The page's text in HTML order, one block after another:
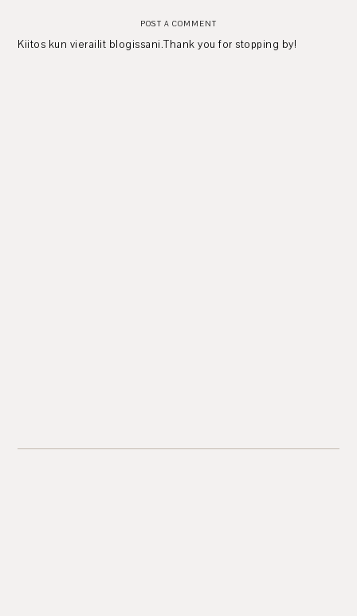
POST A COMMENT
Kiitos kun vierailit blogissani.Thank you for stopping by!